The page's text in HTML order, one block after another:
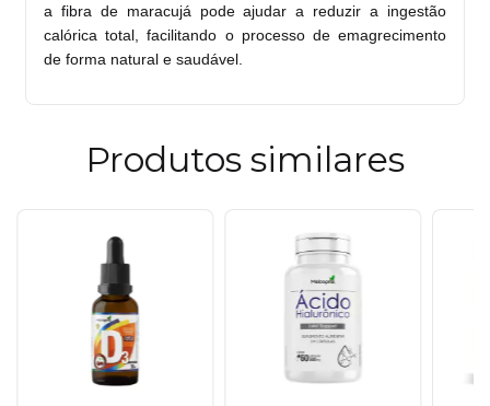
a fibra de maracujá pode ajudar a reduzir a ingestão
calórica total, facilitando o processo de emagrecimento
de forma natural e saudável.
Produtos similares